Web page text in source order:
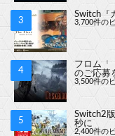
Switch『
3,700件の
フロム「
のご応募
3,500件の
Switch2
秒に
2,400件の